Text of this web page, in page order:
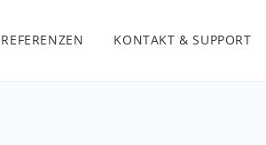
REFERENZEN KONTAKT & SUPPORT